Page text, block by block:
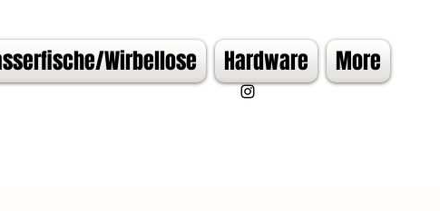
Wirbellose Hardware More